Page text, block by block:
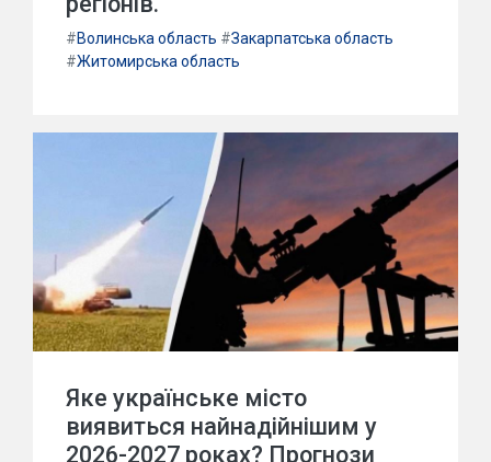
#Волинська область #Закарпатська область
#Житомирська область
Яке українське місто
виявиться найнадійнішим у
2026-2027 роках? Прогнози